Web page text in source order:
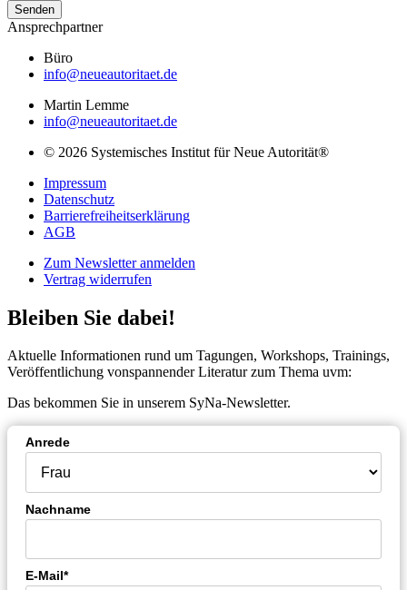
Senden
Ansprechpartner
Büro
info@neueautoritaet.de
Martin Lemme
info@neueautoritaet.de
© 2026 Systemisches Institut für Neue Autorität®
Impressum
Datenschutz
Barrierefreiheitserklärung
AGB
Zum Newsletter anmelden
Vertrag widerrufen
Bleiben Sie dabei!
Aktuelle Informationen rund um Tagungen, Workshops, Trainings,
Veröffentlichung vonspannender Literatur zum Thema uvm:
Das bekommen Sie in unserem SyNa-Newsletter.
Anrede
Nachname
E-Mail*